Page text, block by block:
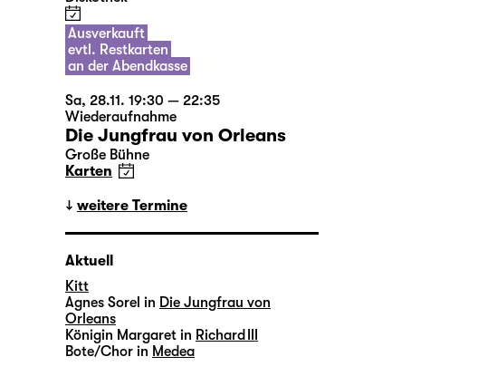
Ausverkauft
evtl. Restkarten
an der Abendkasse
Sa, 28.11. 19:30 — 22:35
Wiederaufnahme
Die Jungfrau von Orleans
Große Bühne
Karten
weitere Termine
Aktuell
Kitt
Agnes Sorel in Die Jungfrau von
Orleans
Königin Margaret in Richard III
Bote/Chor in Medea